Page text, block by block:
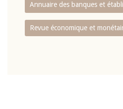
Annuaire des banques et
Revue économique et